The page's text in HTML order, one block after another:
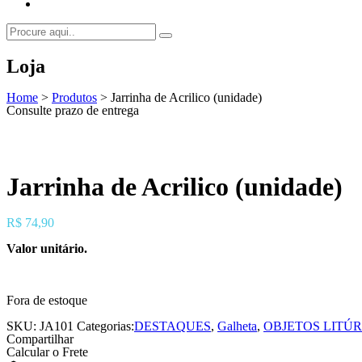
Loja
Home > Produtos > Jarrinha de Acrilico (unidade)
Consulte prazo de entrega
Jarrinha de Acrilico (unidade)
R$ 74,90
Valor unitário.
Fora de estoque
SKU: JA101 Categorias:DESTAQUES, Galheta, OBJETOS
Compartilhar
Calcular o Frete